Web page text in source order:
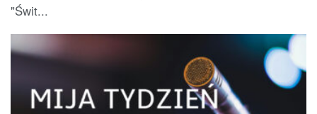
"Świt...